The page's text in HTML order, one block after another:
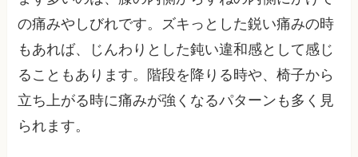
の痛みやしびれです。ズキっとした鋭い痛みの時
もあれば、じんわりとした鈍い違和感として感じ
ることもあります。階段を降りる時や、椅子から
立ち上がる時に痛みが強くなるパターンも多く見
られます。